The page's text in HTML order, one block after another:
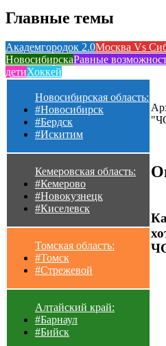
Главные темы
Академгородок 2.0Москва Vs
НовосибирскаРавные
детиХоккей
Новосибирская область:
#Новосибирск
#Бердск
#Искитим
Кемеровская область:
#Кемерово
#Новокузнецк
#Киселевск
Томская область:
#Томск
#Стрежевой
Алтайский край:
#Барнаул
#Бийск